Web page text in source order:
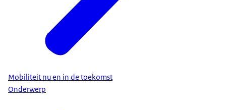
Mobiliteit nu en in de toekomst
Onderwerp